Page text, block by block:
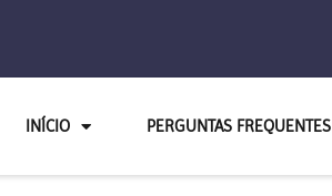
INÍCIO PERGUNTAS FREQUENTES